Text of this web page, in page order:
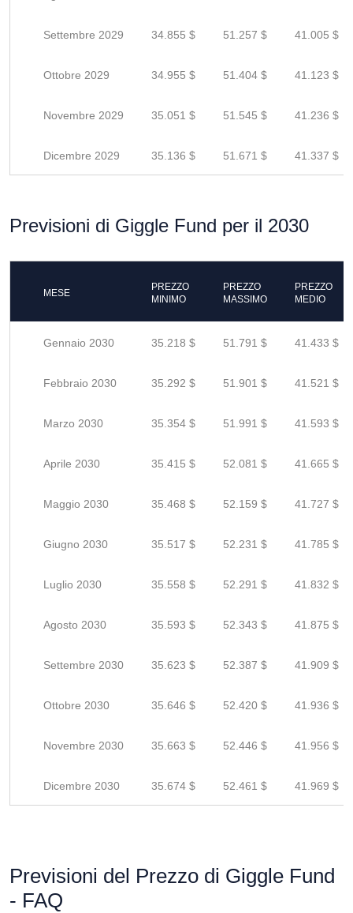
Settembre 2029 34.855 $ 51.257 $ 41.005 $
Ottobre 2029 34.955 $ 51.404 $ 41.123 $
Novembre 2029 35.051 $ 51.545 $ 41.236 $
Dicembre 2029 35.136 $ 51.671 $ 41.337 $
Previsioni di Giggle Fund per il 2030
MESE
PREZZO
MINIMO
PREZZO
MASSIMO
PREZZO
MEDIO
Gennaio 2030 35.218 $ 51.791 $ 41.433 $
Febbraio 2030 35.292 $ 51.901 $ 41.521 $
Marzo 2030 35.354 $ 51.991 $ 41.593 $
Aprile 2030 35.415 $ 52.081 $ 41.665 $
Maggio 2030 35.468 $ 52.159 $ 41.727 $
Giugno 2030 35.517 $ 52.231 $ 41.785 $
Luglio 2030 35.558 $ 52.291 $ 41.832 $
Agosto 2030 35.593 $ 52.343 $ 41.875 $
Settembre 2030 35.623 $ 52.387 $ 41.909 $
Ottobre 2030 35.646 $ 52.420 $ 41.936 $
Novembre 2030 35.663 $ 52.446 $ 41.956 $
Dicembre 2030 35.674 $ 52.461 $ 41.969 $
Previsioni del Prezzo di Giggle Fund
- FAQ